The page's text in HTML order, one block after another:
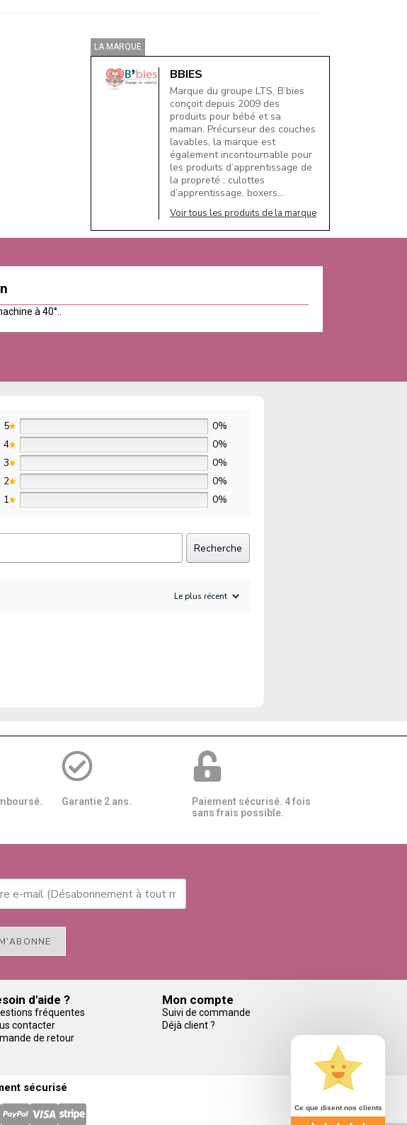
LA MARQUE
BBIES
Marque du groupe LTS, B’bies
conçoit depuis 2009 des
produits pour bébé et sa
maman. Précurseur des couches
lavables, la marque est
également incontournable pour
les produits d’apprentissage de
la propreté : culottes
d’apprentissage, boxers…
Voir tous les produits de la marque
à 40°..
5
0%
4
0%
3
0%
2
0%
1
0%
Recherche
Garantie 2 ans.
Paiement sécurisé. 4 fois
sans frais possible.
d'aide ?
fréquentes
contacter
de retour
Mon compte
Suivi de commande
Déjà client ?
sécurisé
Ce que disent nos clients